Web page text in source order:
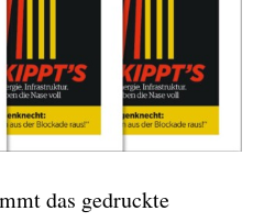
das gedruckte